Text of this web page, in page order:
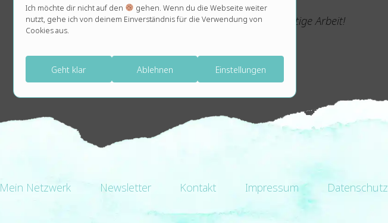
Ich möchte dir nicht auf den
gehen. Wenn du die Webseite weiter
nutzt, gehe ich von deinem Einverständnis für die Verwendung von
Cookies aus.
Geht klar Ablehnen Einstellungen
Danke, liebe Melanie! Großartige Arbeit!
Mein Netzwerk Newsletter Kontakt Impressum Datenschutz